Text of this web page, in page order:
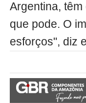
Argentina,
que pode. O
esforços", diz